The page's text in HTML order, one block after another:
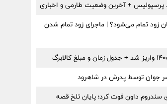
+ آخرین وضعیت طارمی و اخباری
زود تمام می‌شود؟ | ماجرای زود تمام شدن
جوان توسط پدرش در شاهرود
سندروم داون فوت کرد؛ پایان تلخ قصه